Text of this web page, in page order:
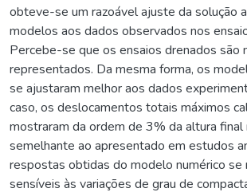
obteve-se um razoável ajuste da solução
modelos aos dados observados nos
Percebe-se que os ensaios drenados são
representados. Da mesma forma, os
se ajustaram melhor aos dados
caso, os deslocamentos totais máximos
mostraram da ordem de 3% da altura final
semelhante ao apresentado em estudos
respostas obtidas do modelo numérico se
sensíveis às variações de grau de